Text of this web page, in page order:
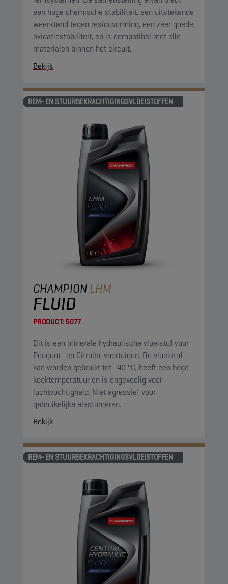
een hoge chemische stabiliteit, een uitstekende
weerstand tegen residuvorming, een zeer goede
oxidatiestabiliteit, en is compatibel met alle
materialen binnen het circuit.
Bekijk
REM- EN STUURBEKRACHTIGINGSVLOEISTOFFEN
CHAMPIONLHM
FLUID
PRODUCT:5077
Dit is een minerale hydraulische vloeistof voor
Peugeot- en Citroën-voertuigen. De vloeistof
kan worden gebruikt tot -40 °C, heeft een hoge
kooktemperatuur en is ongevoelig voor
luchtvochtigheid. Niet agressief voor
gebruikelijke elastomeren.
Bekijk
REM- EN STUURBEKRACHTIGINGSVLOEISTOFFEN